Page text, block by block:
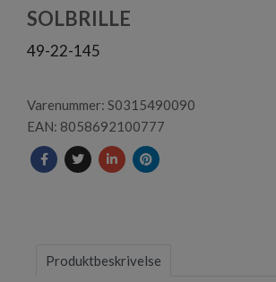
1
SOLBRILLE
49-22-145
Varenummer: S0315490090
EAN: 8058692100777
Produktbeskrivelse